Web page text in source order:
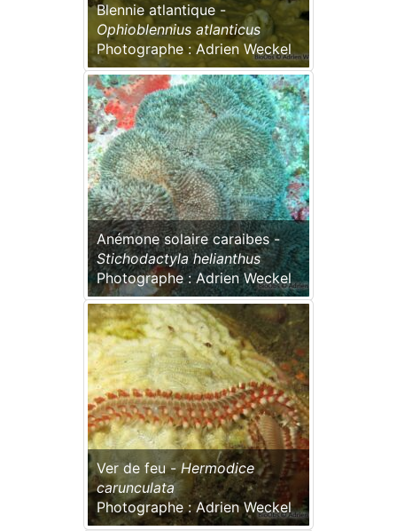
Blennie atlantique -
Ophioblennius atlanticus
Photographe : Adrien Weckel
Anémone solaire caraibes -
Stichodactyla helianthus
Photographe : Adrien Weckel
Ver de feu -Hermodice
carunculata
Photographe : Adrien Weckel